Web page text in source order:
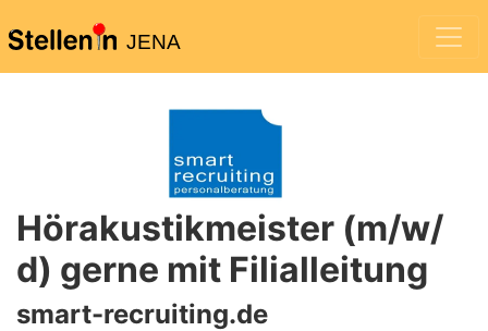
JENA
Hörakustikmeister (m/w/
d) gerne mit Filialleitung
smart-recruiting.de